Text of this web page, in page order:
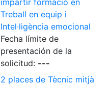
impartir formació en
Treball en equip i
Intel·ligència emocional
Fecha límite de
presentación de la
solicitud: ---
2 places de Tècnic mitjà